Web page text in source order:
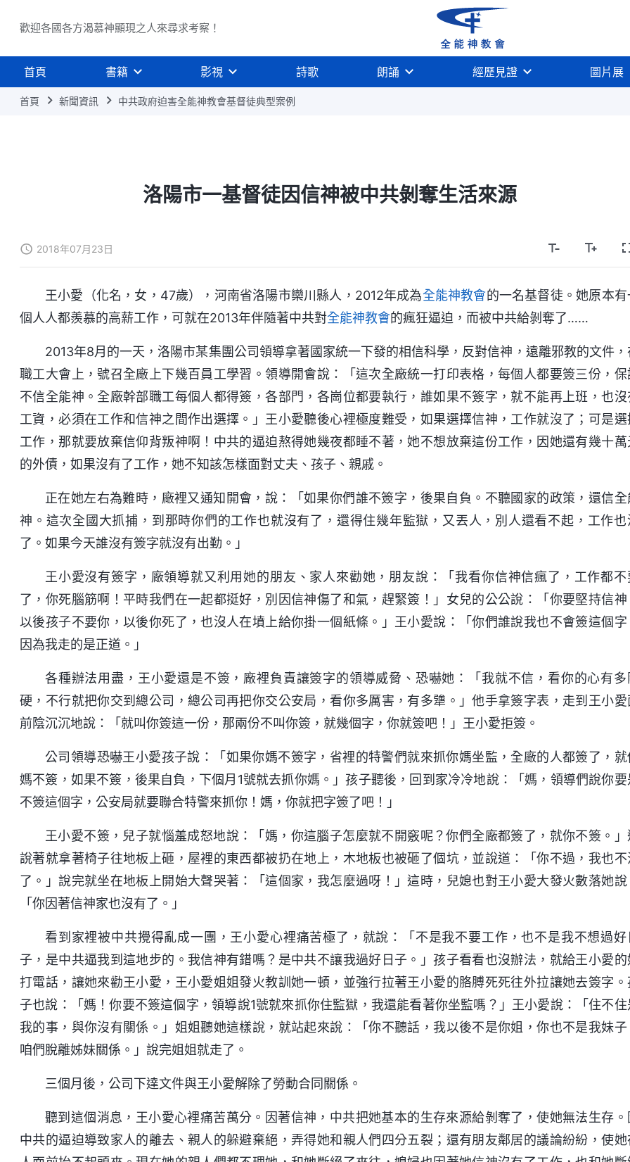
歡迎各國各方渴慕神顯現之人來尋求考察！
首頁 書籍 影視 詩歌 朗誦 經歷見證 圖片展
首頁 新聞資訊 中共政府迫害全能神教會基督徒典型案例
洛陽市一基督徒因信神被中共剝奪生活來源
2018年07月23日
王小愛（化名，女，47歲），河南省洛陽市欒川縣人，2012年成為全能神教會的一名基督徒。她原本有
個人人都羨慕的高薪工作，可就在2013年伴隨著中共對全能神教會的瘋狂逼迫，而被中共給剝奪了……
2013年8月的一天，洛陽市某集團公司領導拿著國家統一下發的相信科學，反對信神，遠離邪教的文件，
職工大會上，號召全廠上下幾百員工學習。領導開會說：「這次全廠統一打印表格，每個人都要簽三份，保
不信全能神。全廠幹部職工每個人都得簽，各部門，各崗位都要執行，誰如果不簽字，就不能再上班，也沒
工資，必須在工作和信神之間作出選擇。」王小愛聽後心裡極度難受，如果選擇信神，工作就沒了；可是選
工作，那就要放棄信仰背叛神啊！中共的逼迫熬得她幾夜都睡不著，她不想放棄這份工作，因她還有幾十萬
的外債，如果沒有了工作，她不知該怎樣面對丈夫、孩子、親戚。
正在她左右為難時，廠裡又通知開會，說：「如果你們誰不簽字，後果自負。不聽國家的政策，還信全
神。這次全國大抓捕，到那時你們的工作也就沒有了，還得住幾年監獄，又丟人，別人還看不起，工作也
了。如果今天誰沒有簽字就沒有出勤。」
王小愛沒有簽字，廠領導就又利用她的朋友、家人來勸她，朋友說：「我看你信神信瘋了，工作都不
了，你死腦筋啊！平時我們在一起都挺好，別因信神傷了和氣，趕緊簽！」女兒的公公說：「你要堅持信神
以後孩子不要你，以後你死了，也沒人在墳上給你掛一個紙條。」王小愛說：「你們誰說我也不會簽這個字
因為我走的是正道。」
各種辦法用盡，王小愛還是不簽，廠裡負責讓簽字的領導威脅、恐嚇她：「我就不信，看你的心有多
硬，不行就把你交到總公司，總公司再把你交公安局，看你多厲害，有多犟。」他手拿簽字表，走到王小愛
前陰沉沉地說：「就叫你簽這一份，那兩份不叫你簽，就幾個字，你就簽吧！」王小愛拒簽。
公司領導恐嚇王小愛孩子說：「如果你媽不簽字，省裡的特警們就來抓你媽坐監，全廠的人都簽了，就
媽不簽，如果不簽，後果自負，下個月1號就去抓你媽。」孩子聽後，回到家冷冷地說：「媽，領導們說你要
不簽這個字，公安局就要聯合特警來抓你！媽，你就把字簽了吧！」
王小愛不簽，兒子就惱羞成怒地說：「媽，你這腦子怎麼就不開竅呢？你們全廠都簽了，就你不簽。」
說著就拿著椅子往地板上砸，屋裡的東西都被扔在地上，木地板也被砸了個坑，並說道：「你不過，我也不
了。」說完就坐在地板上開始大聲哭著：「這個家，我怎麼過呀！」這時，兒媳也對王小愛大發火數落她說
「你因著信神家也沒有了。」
看到家裡被中共攪得亂成一團，王小愛心裡痛苦極了，就說：「不是我不要工作，也不是我不想過好
子，是中共逼我到這地步的。我信神有錯嗎？是中共不讓我過好日子。」孩子看看也沒辦法，就給王小愛的
打電話，讓她來勸王小愛，王小愛姐姐發火教訓她一頓，並強行拉著王小愛的胳膊死死往外拉讓她去簽字。
子也說：「媽！你要不簽這個字，領導說1號就來抓你住監獄，我還能看著你坐監嗎？」王小愛說：「住不住
我的事，與你沒有關係。」姐姐聽她這樣說，就站起來說：「你不聽話，我以後不是你姐，你也不是我妹子
咱們脫離姊妹關係。」說完姐姐就走了。
三個月後，公司下達文件與王小愛解除了勞動合同關係。
聽到這個消息，王小愛心裡痛苦萬分。因著信神，中共把她基本的生存來源給剝奪了，使她無法生存。
中共的逼迫導致家人的離去、親人的躲避棄絕，弄得她和親人們四分五裂；還有朋友鄰居的議論紛紛，使她